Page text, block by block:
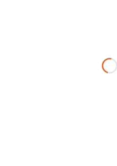
Dodatkowy kabel z wtyczką